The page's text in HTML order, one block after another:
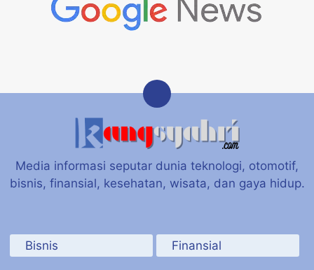
Media informasi seputar dunia teknologi, otomotif,
bisnis, finansial, kesehatan, wisata, dan gaya hidup.
Bisnis Finansial